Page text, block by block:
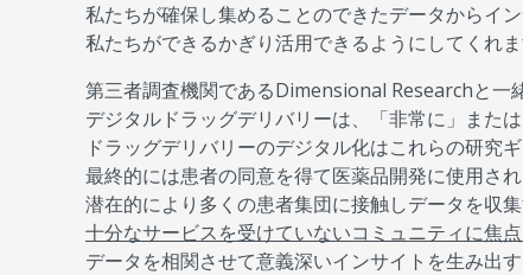
私たちが確保し集めることのできたデータからイン
私たちができるかぎり活用できるようにしてくれま
第三者調査機関であるDimensional Researchと一
デジタルドラッグデリバリーは、「非常に」また
ドラッグデリバリーのデジタル化はこれらの研究
最終的には患者の同意を得て医薬品開発に使用さ
潜在的により多くの患者集団に接触しデータを収集
十分なサービスを受けていないコミュニティに焦
データを相関させて意義深いインサイトを生み出